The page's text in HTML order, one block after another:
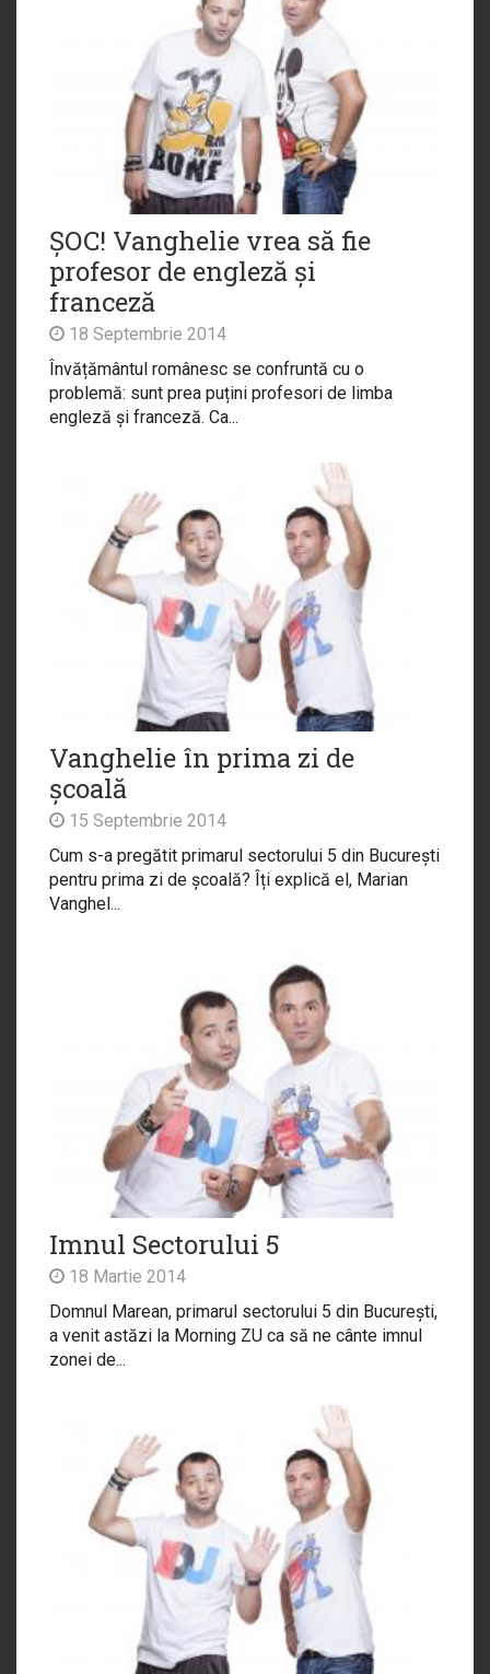
ȘOC! Vanghelie vrea să fie
profesor de engleză și
franceză
18 Septembrie 2014
Învățământul românesc se confruntă cu o
problemă: sunt prea puțini profesori de limba
engleză și franceză. Ca...
Vanghelie în prima zi de
școală
15 Septembrie 2014
Cum s-a pregătit primarul sectorului 5 din București
pentru prima zi de școală? Îți explică el, Marian
Vanghel...
Imnul Sectorului 5
18 Martie 2014
Domnul Marean, primarul sectorului 5 din București,
a venit astăzi la Morning ZU ca să ne cânte imnul
zonei de...